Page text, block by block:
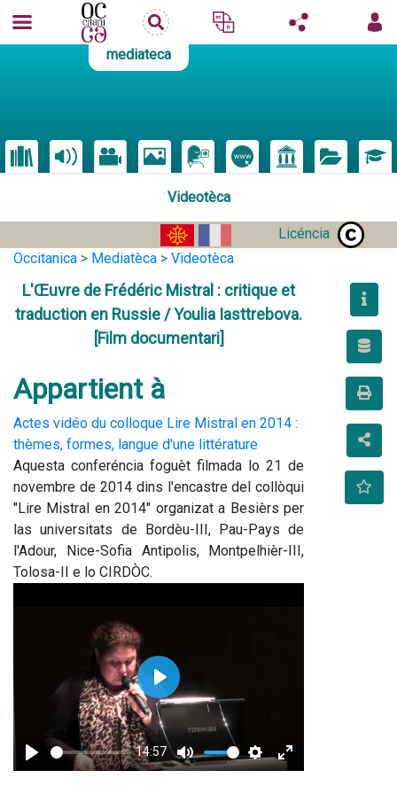
mediateca
Videotèca
Licéncia
Occitanica > Mediatèca > Videotèca
L'Œuvre de Frédéric Mistral : critique et
traduction en Russie / Youlia Iasttrebova.
[Film documentari]
Appartient à
Actes vidéo du colloque Lire Mistral en 2014 :
thèmes, formes, langue d'une littérature
Aquesta conferéncia foguèt filmada lo 21 de
novembre de 2014 dins l'encastre del collòqui
"Lire Mistral en 2014" organizat a Besièrs per
las universitats de Bordèu-III, Pau-Pays de
l'Adour, Nice-Sofia Antipolis, Montpelhièr-III,
Tolosa-II e lo CIRDÒC.
Play
14:57
Mute Settings
Enter
Play